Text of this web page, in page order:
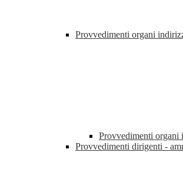
Provvedimenti organi
Provvedimenti
Provvedimenti dirigenti -